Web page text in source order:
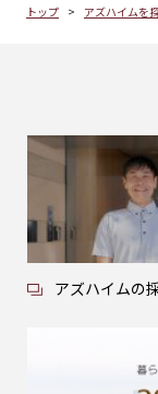
トップ アズハイムを
アズハイムの